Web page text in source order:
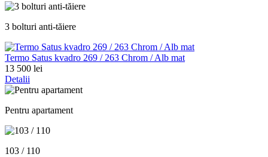
3 bolturi anti-tăiere
Termo Satus kvadro 269 / 263 Chrom / Alb mat
13 500 lei
Detalii
Pentru apartament
103 / 110